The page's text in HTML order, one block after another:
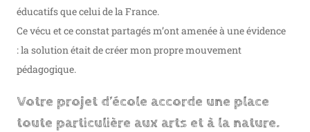
éducatifs que celui de la France.
Ce vécu et ce constat partagés​ m’ont amenée à une évidence
: la solution était de créer mon propre mouvement
pédagogique.
Votre projet d’école accorde une place
toute particulière aux arts et à la nature.